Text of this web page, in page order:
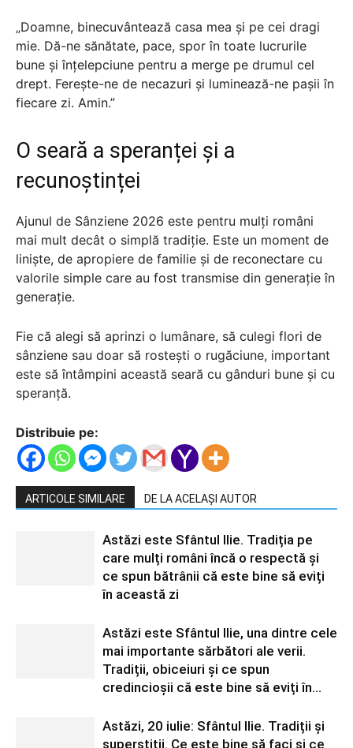
„Doamne, binecuvântează casa mea și pe cei dragi
mie. Dă-ne sănătate, pace, spor în toate lucrurile
bune și înțelepciune pentru a merge pe drumul cel
drept. Ferește-ne de necazuri și luminează-ne pașii în
fiecare zi. Amin.”
O seară a speranței și a
recunoștinței
Ajunul de Sânziene 2026 este pentru mulți români
mai mult decât o simplă tradiție. Este un moment de
liniște, de apropiere de familie și de reconectare cu
valorile simple care au fost transmise din generație în
generație.
Fie că alegi să aprinzi o lumânare, să culegi flori de
sânziene sau doar să rostești o rugăciune, important
este să întâmpini această seară cu gânduri bune și cu
speranță.
Distribuie pe:
ARTICOLE SIMILARE DE LA ACELAȘI AUTOR
Astăzi este Sfântul Ilie. Tradiția pe
care mulți români încă o respectă și
ce spun bătrânii că este bine să eviți
în această zi
Astăzi este Sfântul Ilie, una dintre cele
mai importante sărbători ale verii.
Tradiții, obiceiuri și ce spun
credincioșii că este bine să eviți în...
Astăzi, 20 iulie: Sfântul Ilie. Tradiții și
superstiții. Ce este bine să faci și ce